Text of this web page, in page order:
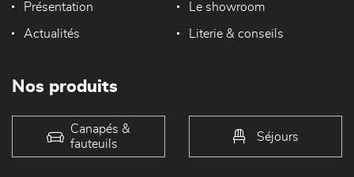
Présentation Le showroom
Actualités Literie & conseils
Nos produits
Canapés &
fauteuils
Séjours